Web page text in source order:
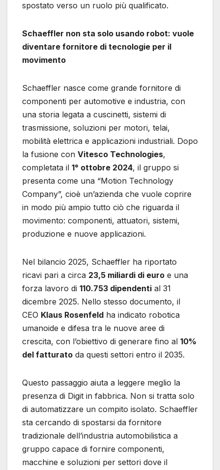
spostato verso un ruolo più qualificato.
Schaeffler non sta solo usando robot: vuole
diventare fornitore di tecnologie per il
movimento
Schaeffler nasce come grande fornitore di
componenti per automotive e industria, con
una storia legata a cuscinetti, sistemi di
trasmissione, soluzioni per motori, telai,
mobilità elettrica e applicazioni industriali. Dopo
la fusione con Vitesco Technologies,
completata il 1° ottobre 2024, il gruppo si
presenta come una “Motion Technology
Company”, cioè un’azienda che vuole coprire
in modo più ampio tutto ciò che riguarda il
movimento: componenti, attuatori, sistemi,
produzione e nuove applicazioni.
Nel bilancio 2025, Schaeffler ha riportato
ricavi pari a circa 23,5 miliardi di euro e una
forza lavoro di 110.753 dipendenti al 31
dicembre 2025. Nello stesso documento, il
CEO Klaus Rosenfeld ha indicato robotica
umanoide e difesa tra le nuove aree di
crescita, con l’obiettivo di generare fino al 10%
del fatturato da questi settori entro il 2035.
Questo passaggio aiuta a leggere meglio la
presenza di Digit in fabbrica. Non si tratta solo
di automatizzare un compito isolato. Schaeffler
sta cercando di spostarsi da fornitore
tradizionale dell’industria automobilistica a
gruppo capace di fornire componenti,
macchine e soluzioni per settori dove il